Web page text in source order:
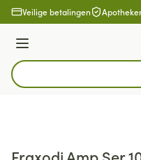
Ga naar de inhoud
Veilige betalingen
Menu
Product, merk, categorie...